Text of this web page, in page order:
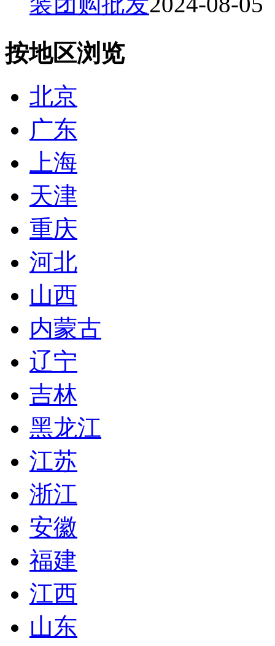
按地区浏览
北京
广东
上海
天津
重庆
河北
山西
内蒙古
辽宁
吉林
黑龙江
江苏
浙江
安徽
福建
江西
山东